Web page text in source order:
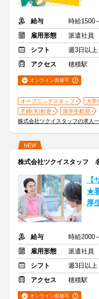
給与
時給1500
雇用形態
派遣社員
シフト
週3日以
アクセス
穂積駅
オンライン面接可
オープニングスタッフ 大学
主婦(夫)歓迎
留学生歓迎
株式会社ツクイスタッフの求人
NEW
株式会社ツクイスタッフ
★
厚
給与
時給2000
雇用形態
派遣社員
シフト
週3日以
アクセス
穂積駅
オンライン面接可